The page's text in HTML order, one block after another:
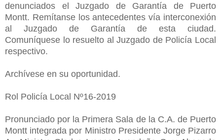
denunciados el Juzgado de Garantía de Puerto
Montt. Remítanse los antecedentes vía interconexión
al Juzgado de Garantía de esta ciudad.
Comuníquese lo resuelto al Juzgado de Policía Local
respectivo.
Archívese en su oportunidad.
Rol Policía Local Nº16-2019
Pronunciado por la Primera Sala de la C.A. de Puerto
Montt integrada por Ministro Presidente Jorge Pizarro